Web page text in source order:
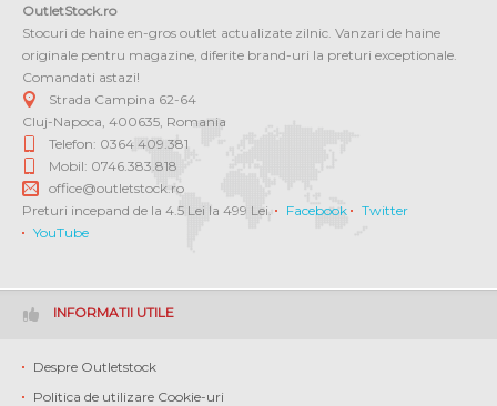
OutletStock.ro
Stocuri de haine en-gros outlet actualizate zilnic. Vanzari de haine
originale pentru magazine, diferite brand-uri la preturi exceptionale.
Comandati astazi!
Strada Campina 62-64
Cluj-Napoca 400635 Romania
Telefon: 0364 409.381
Mobil: 0746.383.818
office@outletstock.ro
Preturi incepand de la 4.5 Lei la 499 Lei.
Facebook
Twitter
YouTube
INFORMATII UTILE
Despre Outletstock
Politica de utilizare Cookie-uri